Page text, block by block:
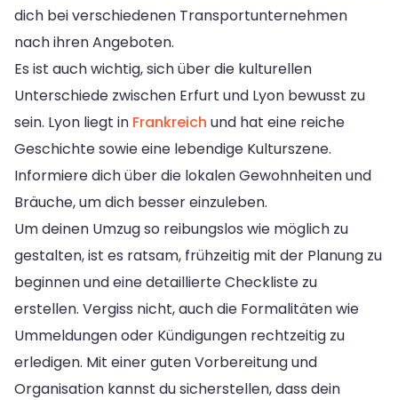
dich bei verschiedenen Transportunternehmen
nach ihren Angeboten.
Es ist auch wichtig, sich über die kulturellen
Unterschiede zwischen Erfurt und Lyon bewusst zu
sein. Lyon liegt in Frankreich und hat eine reiche
Geschichte sowie eine lebendige Kulturszene.
Informiere dich über die lokalen Gewohnheiten und
Bräuche, um dich besser einzuleben.
Um deinen Umzug so reibungslos wie möglich zu
gestalten, ist es ratsam, frühzeitig mit der Planung zu
beginnen und eine detaillierte Checkliste zu
erstellen. Vergiss nicht, auch die Formalitäten wie
Ummeldungen oder Kündigungen rechtzeitig zu
erledigen. Mit einer guten Vorbereitung und
Organisation kannst du sicherstellen, dass dein